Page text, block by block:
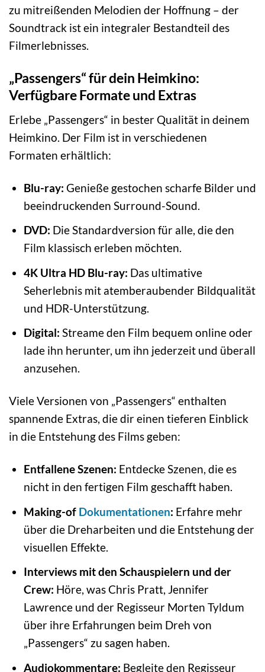
zu mitreißenden Melodien der Hoffnung – der
Soundtrack ist ein integraler Bestandteil des
Filmerlebnisses.
„Passengers“ für dein Heimkino:
Verfügbare Formate und Extras
Erlebe „Passengers“ in bester Qualität in deinem
Heimkino. Der Film ist in verschiedenen
Formaten erhältlich:
Blu-ray: Genieße gestochen scharfe Bilder und
beeindruckenden Surround-Sound.
DVD: Die Standardversion für alle, die den
Film klassisch erleben möchten.
4K Ultra HD Blu-ray: Das ultimative
Seherlebnis mit atemberaubender Bildqualität
und HDR-Unterstützung.
Digital: Streame den Film bequem online oder
lade ihn herunter, um ihn jederzeit und überall
anzusehen.
Viele Versionen von „Passengers“ enthalten
spannende Extras, die dir einen tieferen Einblick
in die Entstehung des Films geben:
Entfallene Szenen: Entdecke Szenen, die es
nicht in den fertigen Film geschafft haben.
Making-of Dokumentationen: Erfahre mehr
über die Dreharbeiten und die Entstehung der
visuellen Effekte.
Interviews mit den Schauspielern und der
Crew: Höre, was Chris Pratt, Jennifer
Lawrence und der Regisseur Morten Tyldum
über ihre Erfahrungen beim Dreh von
„Passengers“ zu sagen haben.
Audiokommentare: Begleite den Regisseur